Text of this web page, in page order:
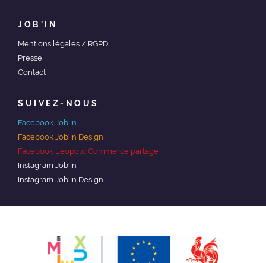
JOB'IN
Mentions légales / RGPD
Presse
Contact
SUIVEZ-NOUS
Facebook Job'In
Facebook Job'In Design
Facebook Léopold Commerce partagé
Instagram Job'In
Instagram Job'In Design